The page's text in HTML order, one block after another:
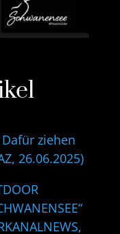
ziehen
26.06.2025)